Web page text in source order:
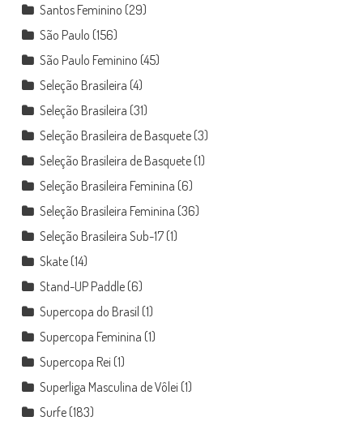
Santos Feminino (29)
São Paulo (156)
São Paulo Feminino (45)
Seleção Brasileira (4)
Seleção Brasileira (31)
Seleção Brasileira de Basquete(3)
Seleção Brasileira de Basquete(1)
Seleção Brasileira Feminina (6)
Seleção Brasileira Feminina (36)
Seleção Brasileira Sub-17(1)
Skate(14)
Stand-UP Paddle(6)
Supercopa do Brasil (1)
Supercopa Feminina (1)
Supercopa Rei (1)
Superliga Masculina de Vôlei (1)
Surfe(183)